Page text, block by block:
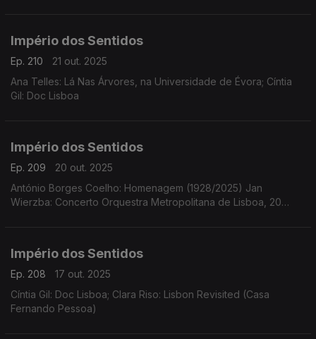
Império dos Sentidos
Ep. 210
21 out. 2025
Ana Telles: Lá Nas Árvores, na Universidade de Évora; Cíntia
Gil: Doc Lisboa
Império dos Sentidos
Ep. 209
20 out. 2025
António Borges Coelho: Homenagem (1928/2025) Jan
Wierzba: Concerto Orquestra Metropolitana de Lisboa, 20
Império dos Sentidos
Ep. 208
17 out. 2025
Cíntia Gil: Doc Lisboa; Clara Riso: Lisbon Revisited (Casa
Fernando Pessoa)